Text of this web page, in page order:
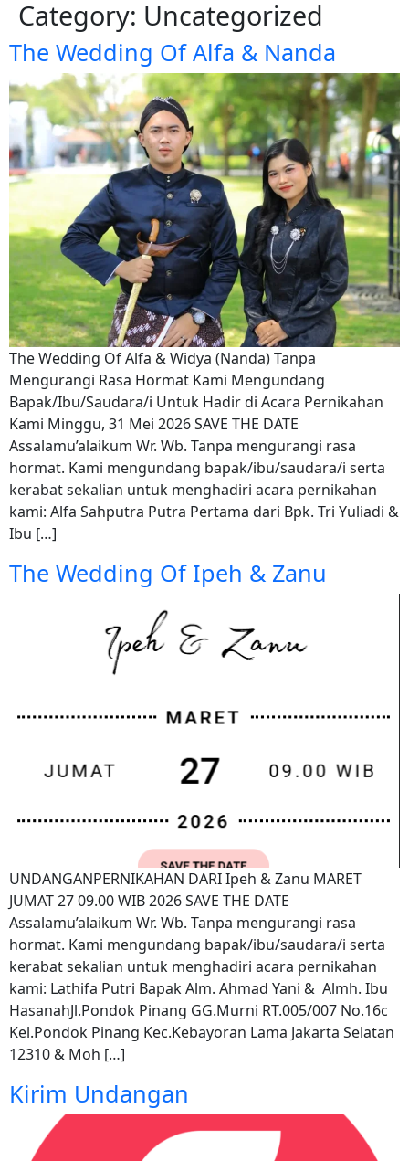
Category: Uncategorized
The Wedding Of Alfa & Nanda
The Wedding Of Alfa & Widya (Nanda) Tanpa
Mengurangi Rasa Hormat Kami Mengundang
Bapak/Ibu/Saudara/i Untuk Hadir di Acara Pernikahan
Kami Minggu, 31 Mei 2026 SAVE THE DATE
Assalamu’alaikum Wr. Wb. Tanpa mengurangi rasa
hormat. Kami mengundang bapak/ibu/saudara/i serta
kerabat sekalian untuk menghadiri acara pernikahan
kami: Alfa Sahputra Putra Pertama dari Bpk. Tri Yuliadi &
Ibu […]
The Wedding Of Ipeh & Zanu
UNDANGANPERNIKAHAN DARI Ipeh & Zanu MARET
JUMAT 27 09.00 WIB 2026 SAVE THE DATE
Assalamu’alaikum Wr. Wb. Tanpa mengurangi rasa
hormat. Kami mengundang bapak/ibu/saudara/i serta
kerabat sekalian untuk menghadiri acara pernikahan
kami: Lathifa Putri Bapak Alm. Ahmad Yani & Almh. Ibu
HasanahJl.Pondok Pinang GG.Murni RT.005/007 No.16c
Kel.Pondok Pinang Kec.Kebayoran Lama Jakarta Selatan
12310 & Moh […]
Kirim Undangan